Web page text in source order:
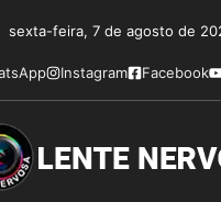
sexta-feira, 7 de agosto de
Instagram Facebook